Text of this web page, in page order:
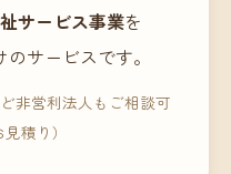
サービス事業を
サービスです。
非営利法人もご相談可
積り）